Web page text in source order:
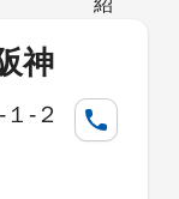
神
-２